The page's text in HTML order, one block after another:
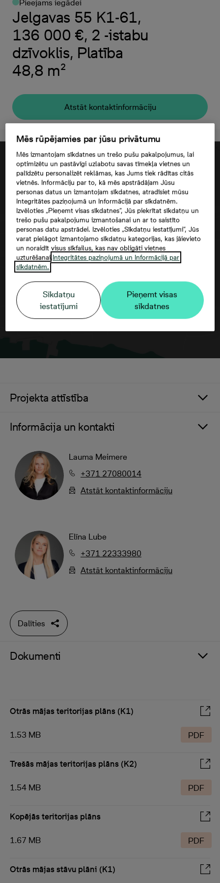
Pieejams iegādei
Jelgavas 55 K1-61,
136 000 €, 2 -istabu
dzīvoklis, Platība
48,8 m²
Atstāt kontaktinformāciju
Google maps trešās puses datu
izmantošana
Projekta attīstība
Informācija un kontakti
Lauma Meimere
+371 27080014
Atstāt kontaktinformāciju
Elīna Lube
+371 22333980
Atstāt kontaktinformāciju
Dalīties
Dokumenti
Otrās mājas teritorijas plāns (K1)
1.53 MB PDF
Trešās mājas teritorijas plāns (K2)
1.54 MB PDF
Kopējās teritorijas plāns
1.67 MB PDF
Otrās mājas stāvu plāni (K1)
Mēs rūpējamies par jūsu privātumu
Mēs izmantojam sīkdatnes un trešo pušu pakalpojumus, lai
optimizētu un pastāvīgi uzlabotu savas tīmekļa vietnes un
palīdzētu personalizēt reklāmas, kas Jums tiek rādītas citās
vietnēs. Informāciju par to, kā mēs apstrādājam Jūsu
personas datus un izmantojam sīkdatnes, atradīsiet mūsu
Integritātes paziņojumā un Informācijā par sīkdatnēm.
Izvēloties „Pieņemt visas sīkdatnes”, Jūs piekrītat sīkdatņu un
trešo pušu pakalpojumu izmantošanai un ar to saistīto
personas datu apstrādei. Izvēloties „Sīkdatņu iestatījumi”, Jūs
varat pielāgot izmantojamo sīkdatņu kategorijas, kas jāievieto
un noraidīt visus sīkfailus, kas nav obligāti vietnes
uzturēšanai.Integritātes paziņojumā un Informācijā par
sīkdatnēm.
Sīkdatņu
iestatījumi
Pieņemt visas
sīkdatnes